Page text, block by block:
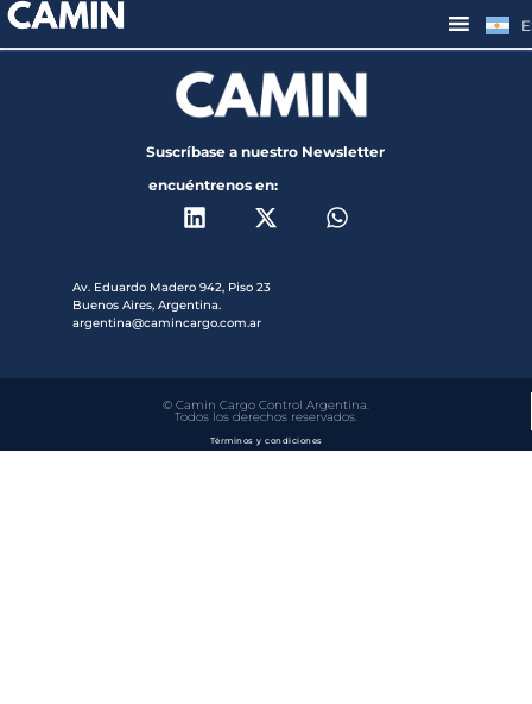
Suscríbase a nuestro Newsletter
encuéntrenos en:
Av. Eduardo Madero 942, Piso 23
Buenos Aires, Argentina.
argentina@camincargo.com.ar
© Camin Cargo Control Argentina.
Todos los derechos reservados.
Términos y condiciones